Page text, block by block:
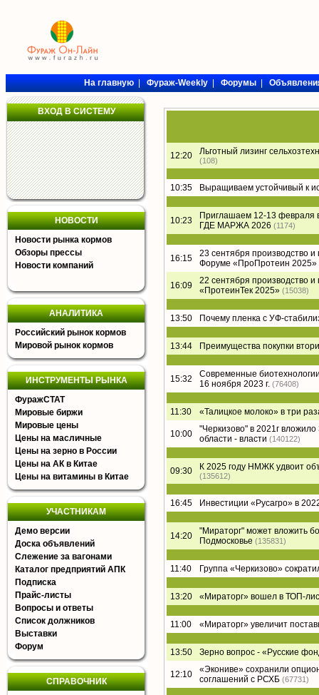
На главную|Фураж-Weekly|Форумы|
ВХОД В СИСТЕМУ
НОВОСТИ
Новости рынка кормов
Обзоры прессы
Новости компаний
АНАЛИТИКА
Российский рынок кормов
Мировой рынок кормов
ИНСТРУМЕНТЫ РЫНКА
ФуражСТАТ
Мировые биржи
Мировые цены
Цены на масличные
Цены на зерно в России
Цены на АК в Китае
Цены на витамины в Китае
УЧАСТНИКАМ
Демо версии
Доска объявлений
Слежение за вагонами
Каталог предприятий АПК
Подписка
Прайс-листы
Вопросы и ответы
Список должников
Выставки
Форум
СПРАВОЧНИК
12:20 Льготный лизинг
(108)
10:35 Выращиваем устойчивый к
10:23
Приглашаем 12-13 февраля
ГДЕ МАРЖА 2026 (1174)
16:15
23 сентября производство
Форуме «ПроПротеин 2025»
16:09
22 сентября производство
«ПротеинТек 2025» (15038)
13:50 Почему пленка с УФ-
13:44 Преимущества покупки
15:32
Современные
16 ноября 2023 г. (76408)
11:30 «Талицкое молоко» в три
10:00
"Черкизово" в 2021г
области - власти (140122)
09:30 К 2025 году НМЖК удвоит
(135612)
16:45 Инвестиции «Русагро» в
14:20
"Мираторг" может вложить
Подмосковье (135831)
11:40 Группа «Черкизово»
13:20 «Мираторг» вошел в ТОП-
11:00 «Мираторг» увеличит
13:50 Зерно вопрос - «Русские
12:10
«Экониве» сохранили
соглашений с РСХБ (67731)